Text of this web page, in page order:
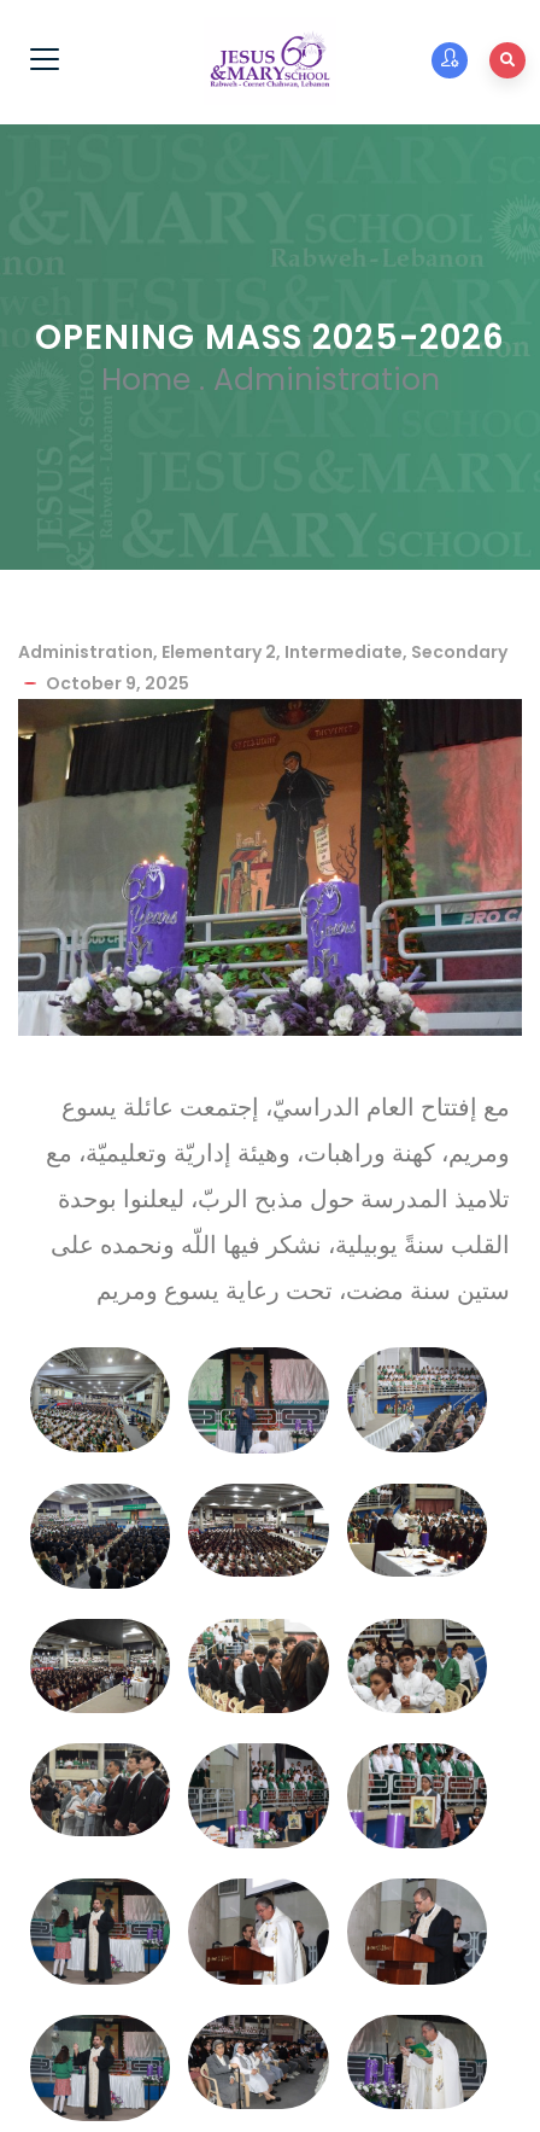
OPENING MASS 2025-2026
Home . Administration
Administration, Elementary 2, Intermediate, Secondary
October 9, 2025
مع إفتتاح العام الدراسيّ، إجتمعت عائلة يسوع
ومريم، كهنة وراهبات، وهيئة إداريّة وتعليميّة، مع
تلاميذ المدرسة حول مذبح الربّ، ليعلنوا بوحدة
القلب سنةً يوبيلية، نشكر فيها اللّه ونحمده على
ستين سنة مضت، تحت رعاية يسوع ومريم